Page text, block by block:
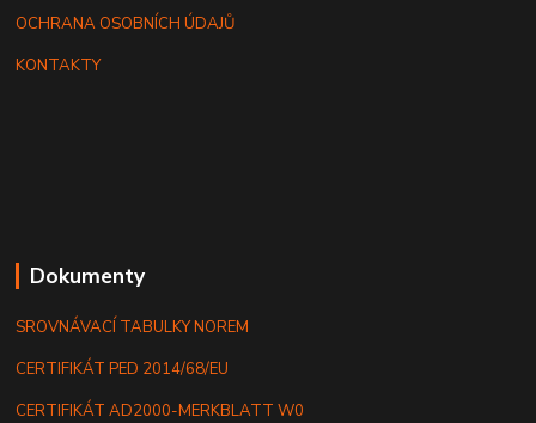
OCHRANA OSOBNÍCH ÚDAJŮ
KONTAKTY
Dokumenty
SROVNÁVACÍ TABULKY NOREM
CERTIFIKÁT PED 2014/68/EU
CERTIFIKÁT AD2000-MERKBLATT W0